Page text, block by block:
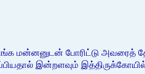
மன்னனுடன் போரிட்டு அவரைத்
இன்றளவும்